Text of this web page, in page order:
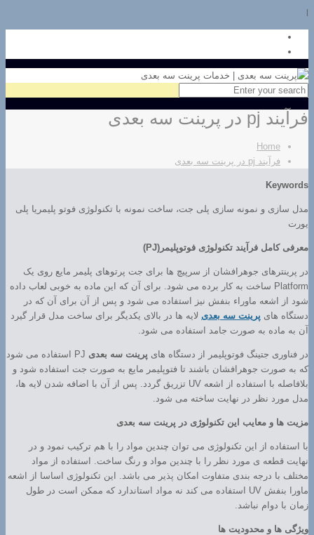
فرآیند pj در پرینت سه بعدی
Home
فرآیند pj در پرینت سه بعدی
Keywords
مدل سازی و نمونه سازی پلی جت، ساخت نمونه با تکنولوژی فوتو پلیمریا پلی
یورت
معرفی کامل فرآیند تکنولوژی فوتوپلیمر(PJ)
در پرینترهای جوهرافشان از سرپیچ ها برای جت پرتوهای پلیمر مایع روی یک
Platform ساخت به کار برده می شود. برای آن که این ماده به خوبی لعاب داده
شود از اشعه ماوراء بنفش نیز استفاده می شود و پس از آن برای آن که در
دستگاه های پرینت سه بعدی لایه ها در بالای یکدیگر برای ساخت مدل قرار گیرد
آن به ماده به صورت جامد استفاده می شود.
در فناوری جتینگ فوتوپلیمر از دستگاه های پرینت سه بعدی
PJ استفاده می شود
که به صورت جوهرافشان باشند تا فتوپلیمر مایع به صورت جت استفاده شود و
بلافاصله با استفاده از اشعه UV تزریق گردد. پس از آن با اضافه شدن لایه ها،
مدل مورد نظر در نهایت ساخته می شود.
مزیت ها و معایب این تکنولوژی در پرینت سه بعدی
با استفاده از این تکنولوژی می توان چندین مواد را با هم ترکیب نمود و در
نهایت قطعه ی مورد نظر را با چندین مواد و رنگ ساخت. استفاده از مواد
مختلف با درجه بندی متفاوت امکان پذیر می باشد. این تکنولوژی اساسا از اشعه
ماورا بنفش UV استفاده می کند نه مواد استاندارد که ممکن است در طول
زمان با دوام نباشد.
ویژگی ها و محدودیت ها